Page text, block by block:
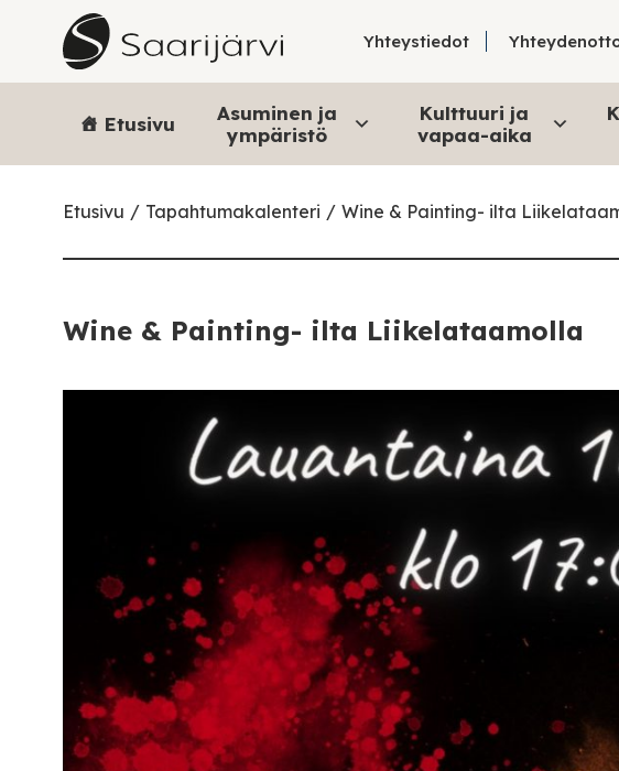
Skip to content
Yhteystiedot
Etusivu
Asuminen ja
ympäristö
Kulttuuri ja
vapaa-aika
Etusivu Tapahtumakalenteri Wine & Painting- ilta
Wine & Painting- ilta Liikelataamolla